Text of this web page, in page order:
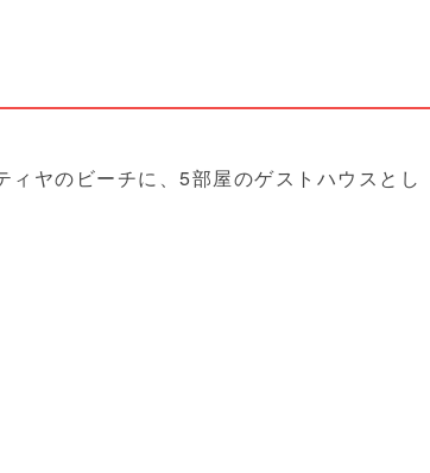
ヤのビーチに、5部屋のゲストハウスとし